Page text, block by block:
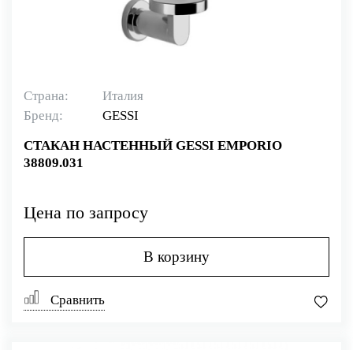
Страна:
Италия
Бренд:
GESSI
СТАКАН НАСТЕННЫЙ GESSI EMPORIO
38809.031
Цена по запросу
В корзину
Сравнить